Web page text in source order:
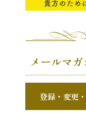
メールマ
登録・変更